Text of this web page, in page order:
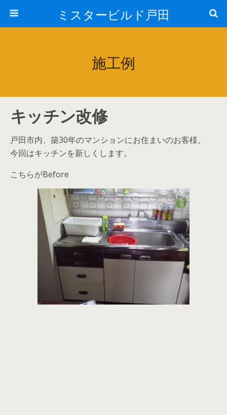
ミスタービルド戸田
施工例
キッチン改修
戸田市内、築30年のマンションにお住まいのお客様。
今回はキッチンを新しくします。
こちらがBefore